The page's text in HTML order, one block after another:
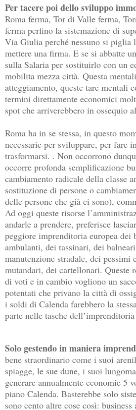
Per tacere poi dello sviluppo
Roma ferma, Tor di Valle ferma,
ferma perfino la sistemazione di
Via Giulia perché nessuno si piglia
mettere una firma. E se si abbatte
sulla Salaria per sostituirlo con un
mobilita mezza città. Questa
atteggiamento, queste tare mentali
termini direttamente economici
spot che arriverebbero in ossequio
Roma ha in se stessa, in questo
necessarie per sviluppare, per fare
trasformarsi. . Non occorrono
occorre profonda semplificazione
cambiamento radicale della classe
sostituzione di persone o
delle persone che già ci sono),
Ad oggi queste risorse
andarle a prendere, preferisce
peggiore imprenditoria europea dei
ambulanti, dei tassinari, dei
manutenzione stradale, dei pessimi
mutandari, dei cartellonari. Queste
di voti e in cambio vogliono un
potentati che privano la città di
i soldi di Calenda farebbero la
parte nelle tasche
Solo gestendo in maniera
bene straordinario come i suoi
spiagge, le sue dune, i suoi
generare annualmente economie 5
piano Calenda. Basterebbe solo
sono cento altre cose così: business